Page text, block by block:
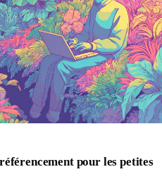
pour les petites